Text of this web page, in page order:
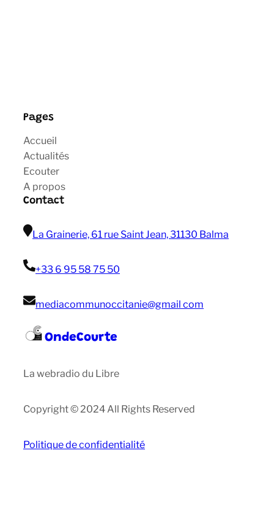
Pages
Accueil
Actualités
Ecouter
A propos
Contact
La Grainerie, 61 rue Saint Jean, 31130 Balma
+33 6 95 58 75 50
mediacommunoccitanie@gmail com
OndeCourte
La webradio du Libre
Copyright © 2024 All Rights Reserved
Politique de confidentialité